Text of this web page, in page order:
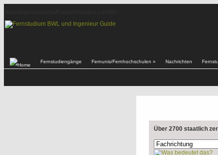
Fernstudiengänge Fernunis/Fernhochschulen » Nachrichten
Über 2700 staatlich